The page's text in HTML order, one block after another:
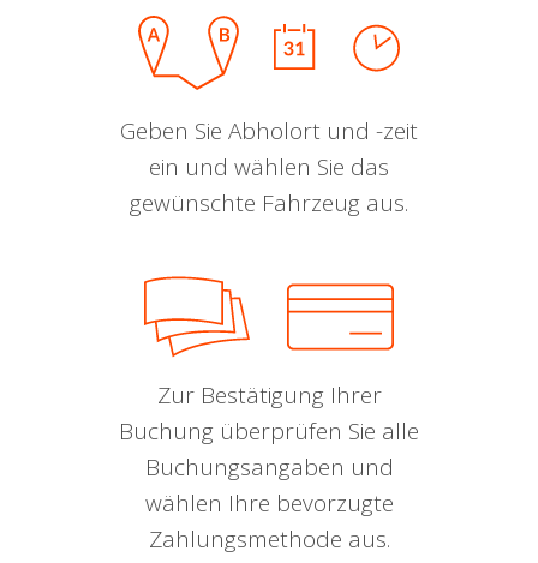
Geben Sie Abholort und -zeit
ein und wählen Sie das
gewünschte Fahrzeug aus.
Zur Bestätigung Ihrer
Buchung überprüfen Sie alle
Buchungsangaben und
wählen Ihre bevorzugte
Zahlungsmethode aus.